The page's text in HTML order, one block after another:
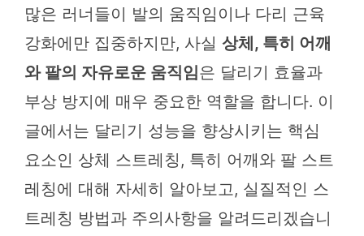
많은 러너들이 발의 움직임이나 다리 근육
강화에만 집중하지만, 사실 상체, 특히 어깨
와 팔의 자유로운 움직임은 달리기 효율과
부상 방지에 매우 중요한 역할을 합니다. 이
글에서는 달리기 성능을 향상시키는 핵심
요소인 상체 스트레칭, 특히 어깨와 팔 스트
레칭에 대해 자세히 알아보고, 실질적인 스
트레칭 방법과 주의사항을 알려드리겠습니